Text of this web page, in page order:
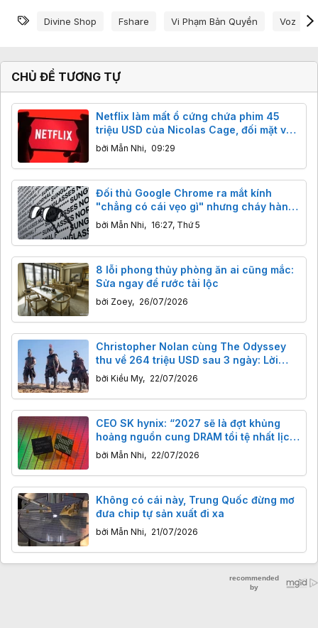
Từ khóa
Divine Shop Fshare Vi Phạm Bản Quyền Voz
CHỦ ĐỀ TƯƠNG TỰ
Netflix làm mất ổ cứng chứa phim 45
triệu USD của Nicolas Cage, đối mặt vụ
kiện 105 triệu USD
bởi Mẫn Nhi, 09:29
Đối thủ Google Chrome ra mắt kính
"chẳng có cái vẹo gì" nhưng cháy hàng
ngay lập tức
bởi Mẫn Nhi, 16:27, Thứ 5
8 lỗi phong thủy phòng ăn ai cũng mắc:
Sửa ngay để rước tài lộc
bởi Zoey, 26/07/2026
Christopher Nolan cùng The Odyssey
thu về 264 triệu USD sau 3 ngày: Lời
khẳng định của điện ảnh "thủ công"
giữa thời đại AI
bởi Kiều My, 22/07/2026
CEO SK hynix: “2027 sẽ là đợt khủng
hoảng nguồn cung DRAM tồi tệ nhất lịch
sử"
bởi Mẫn Nhi, 22/07/2026
Không có cái này, Trung Quốc đừng mơ
đưa chip tự sản xuất đi xa
bởi Mẫn Nhi, 21/07/2026